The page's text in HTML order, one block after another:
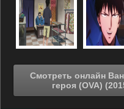
Смотреть онлайн Ванпанчмен: Путь становления